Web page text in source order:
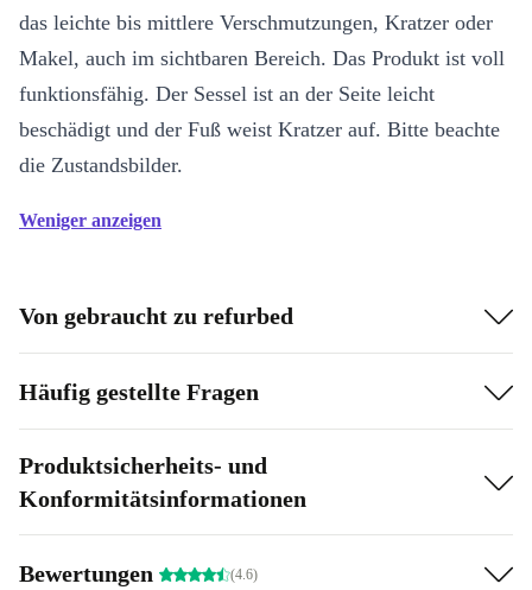
das leichte bis mittlere Verschmutzungen, Kratzer oder
Makel, auch im sichtbaren Bereich. Das Produkt ist voll
funktionsfähig. Der Sessel ist an der Seite leicht
beschädigt und der Fuß weist Kratzer auf. Bitte beachte
die Zustandsbilder.
Weniger anzeigen
Von gebraucht zu refurbed
Häufig gestellte Fragen
Produktsicherheits- und
Konformitätsinformationen
Bewertungen (4.6)